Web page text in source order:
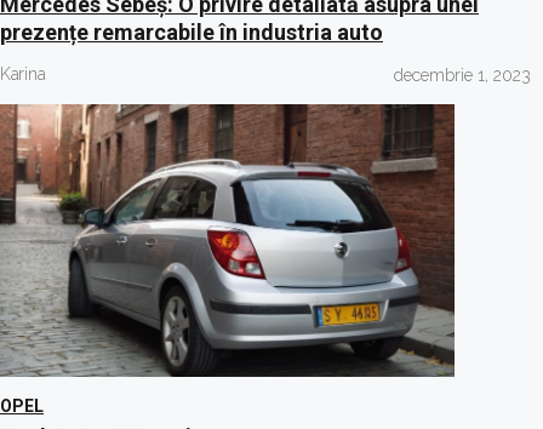
prezențe remarcabile în industria auto
Karina decembrie 1, 2023
OPEL